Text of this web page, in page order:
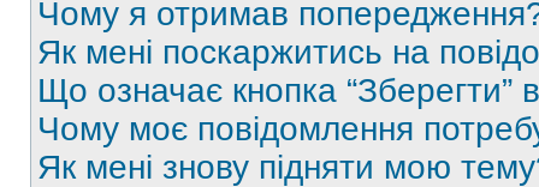
Чому я отримав
Як мені поскаржитись на
Що означає кнопка
Чому моє повідомлення
Як мені знову підняти мою